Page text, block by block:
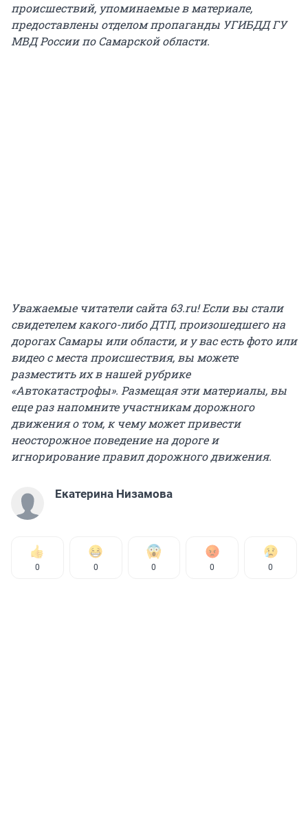
происшествий, упоминаемые в материале,
предоставлены отделом пропаганды УГИБДД ГУ
МВД России по Самарской области.
Уважаемые читатели сайта 63.ru! Если вы стали
свидетелем какого-либо ДТП, произошедшего на
дорогах Самары или области, и у вас есть фото или
видео с места происшествия, вы можете
разместить их в нашей рубрике
«Автокатастрофы». Размещая эти материалы, вы
еще раз напомните участникам дорожного
движения о том, к чему может привести
неосторожное поведение на дороге и
игнорирование правил дорожного движения.
Екатерина Низамова
0 0 0 0 0